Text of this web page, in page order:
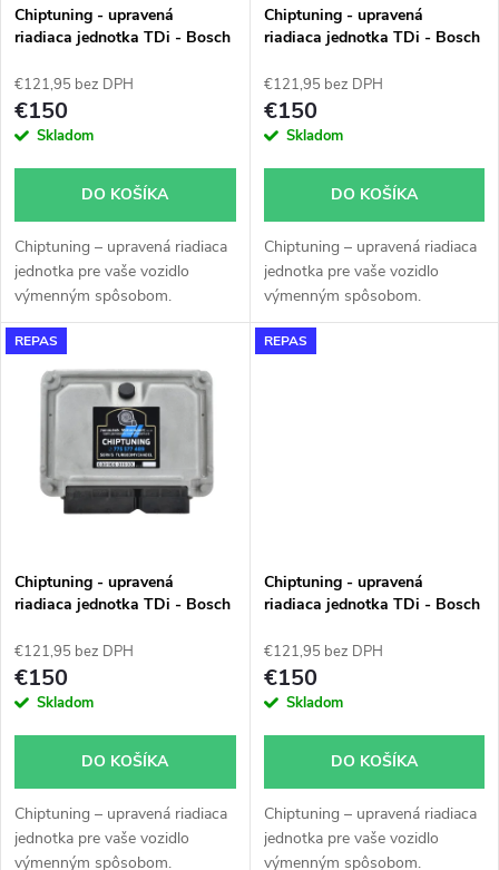
e
p
r
d
u
k
p
r
o
d
u
k
Chiptuning - upravená
riadiaca jednotka TDi - Bosch
0281010630
€121,95 bez DPH
€150
Skladom
DO KOŠÍKA
Chiptuning – upravená riadiaca
jednotka pre vaše vozidlo
výmenným spôsobom.
Chiptuning - upravená
riadiaca jednotka TDi - Bosch
0281010629
€121,95 bez DPH
€150
Skladom
DO KOŠÍKA
Chiptuning – upravená riadiaca
jednotka pre vaše vozidlo
výmenným spôsobom.
REPAS
Chiptuning - upravená
riadiaca jednotka TDi - Bosch
0281010751
€121,95 bez DPH
€150
Skladom
DO KOŠÍKA
Chiptuning – upravená riadiaca
jednotka pre vaše vozidlo
výmenným spôsobom.
REPAS
Chiptuning - upravená
riadiaca jednotka TDi - Bosch
0281010662
€121,95 bez DPH
€150
Skladom
DO KOŠÍKA
Chiptuning – upravená riadiaca
jednotka pre vaše vozidlo
výmenným spôsobom.